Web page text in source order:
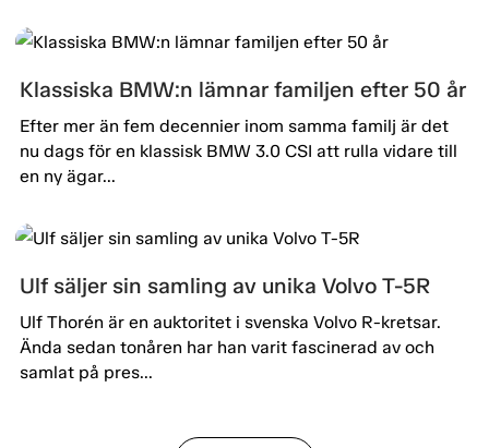
Klassiska BMW:n lämnar familjen efter 50 år
Efter mer än fem decennier inom samma familj är det
nu dags för en klassisk BMW 3.0 CSI att rulla vidare till
en ny ägar...
Ulf säljer sin samling av unika Volvo T-5R
Ulf Thorén är en auktoritet i svenska Volvo R-kretsar.
Ända sedan tonåren har han varit fascinerad av och
samlat på pres...